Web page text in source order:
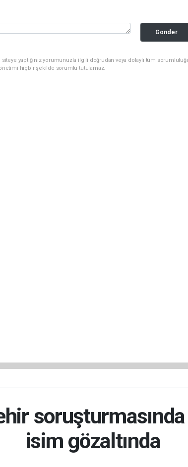
Gonder
yaptığınız yorumunuzla ilgili doğrudan veya dolaylı tüm
hiçbir şekilde sorumlu tutulamaz.
isim gözaltında